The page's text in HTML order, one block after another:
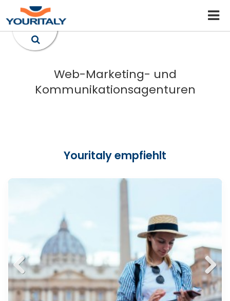
Web-Marketing- und
Kommunikationsagenturen
Youritaly empfiehlt
Previ
Next